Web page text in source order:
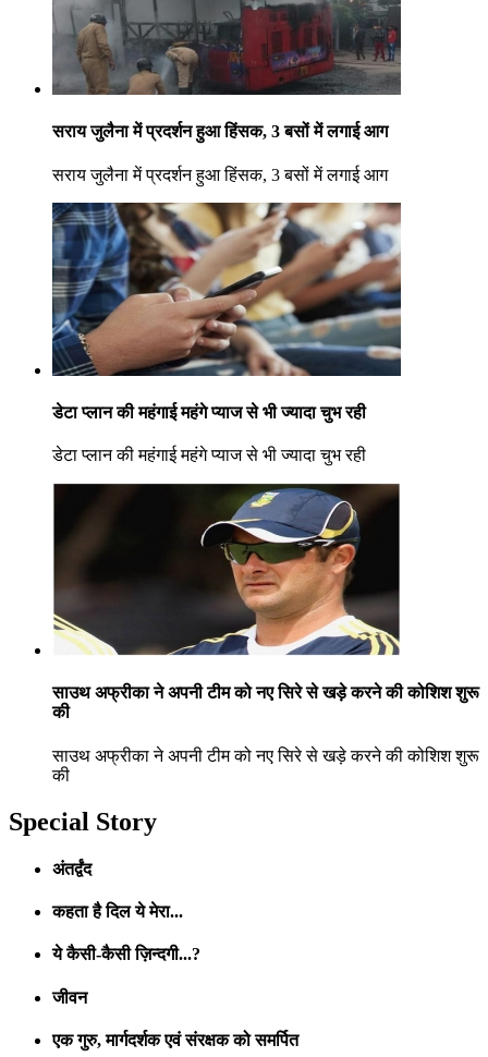
सराय जुलैना में प्रदर्शन हुआ हिंसक, 3 बसों में लगाई आग
सराय जुलैना में प्रदर्शन हुआ हिंसक, 3 बसों में लगाई आग
डेटा प्लान की महंगाई महंगे प्याज से भी ज्यादा चुभ रही
डेटा प्लान की महंगाई महंगे प्याज से भी ज्यादा चुभ रही
साउथ अफ्रीका ने अपनी टीम को नए सिरे से खड़े करने की कोशिश शुरू
की
साउथ अफ्रीका ने अपनी टीम को नए सिरे से खड़े करने की कोशिश शुरू
की
Special Story
अंतर्द्वंद
कहता है दिल ये मेरा...
ये कैसी-कैसी ज़िन्दगी...?
जीवन
एक गुरु, मार्गदर्शक एवं संरक्षक को समर्पित